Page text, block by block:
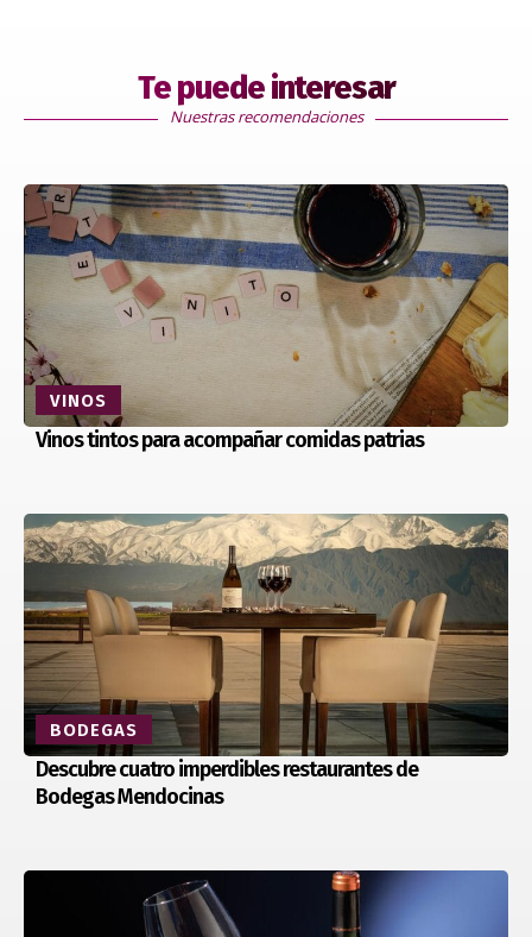
Te puede interesar
Nuestras recomendaciones
VINOS
Vinos tintos para acompañar comidas patrias
BODEGAS
Descubre cuatro imperdibles restaurantes de
Bodegas Mendocinas